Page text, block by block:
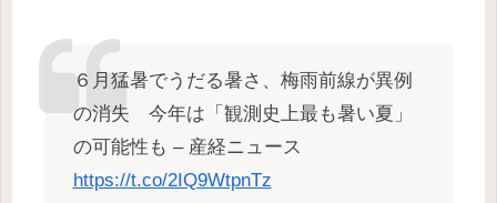
６月猛暑でうだる暑さ、梅雨前線が異例
の消失 今年は「観測史上最も暑い夏」
の可能性も – 産経ニュース
https://t.co/2IQ9WtpnTz